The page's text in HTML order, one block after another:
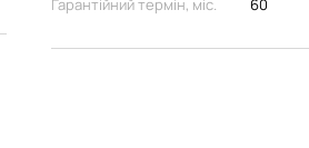
Гарантійний термін, міс.
60